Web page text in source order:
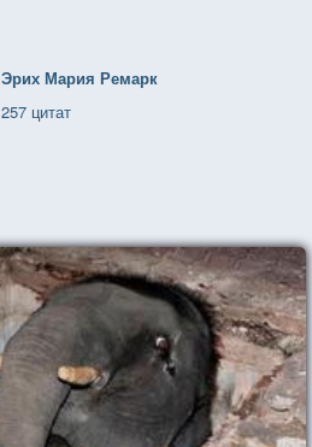
Эрих Мария Ремарк
257 цитат